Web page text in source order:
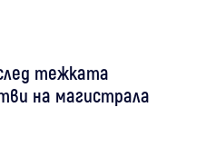
тежката
на магистрала